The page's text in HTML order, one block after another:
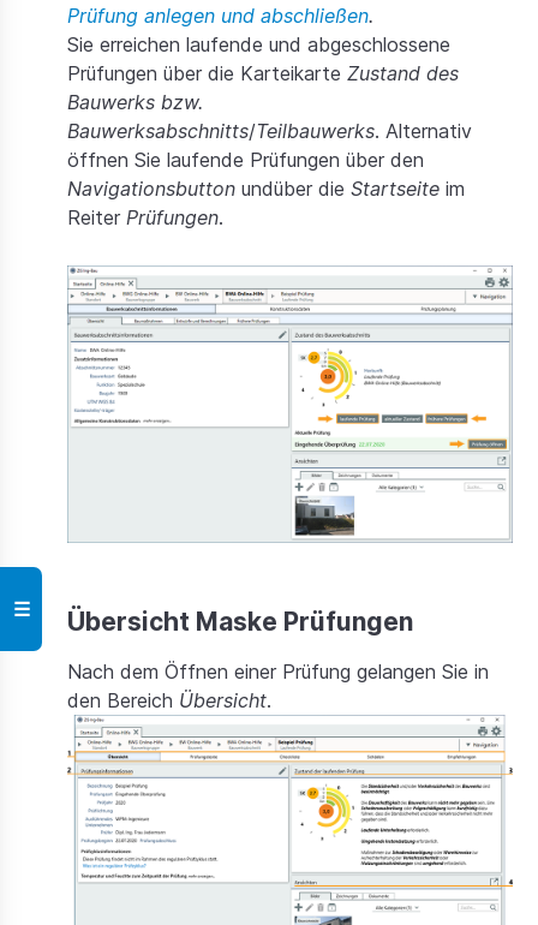
☰
Prüfung anlegen und abschließen.
Sie erreichen laufende und abgeschlossene
Prüfungen über die Karteikarte Zustand des
Bauwerks bzw.
Bauwerksabschnitts/Teilbauwerks. Alternativ
öffnen Sie laufende Prüfungen über den
Navigationsbutton undüber die Startseite im
Reiter Prüfungen.
Übersicht Maske Prüfungen
Nach dem Öffnen einer Prüfung gelangen Sie in
den Bereich Übersicht.